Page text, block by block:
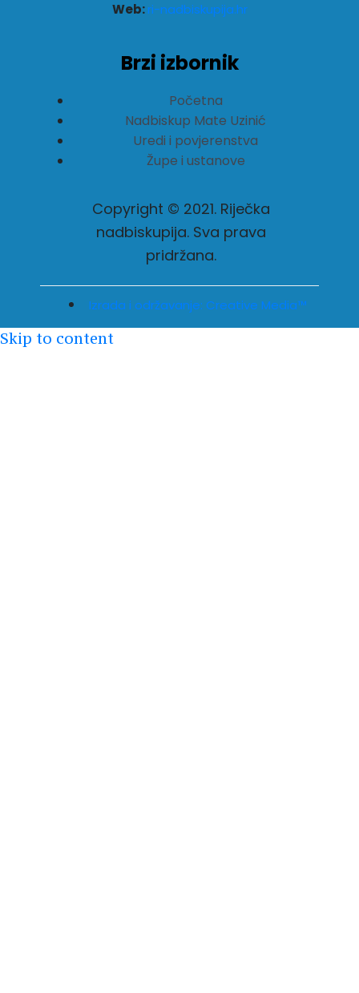
Web:ri-nadbiskupija.hr
Brzi izbornik
Početna
Nadbiskup Mate Uzinić
Uredi i povjerenstva
Župe i ustanove
Copyright © 2021. Riječka
nadbiskupija. Sva prava
pridržana.
Izrada i održavanje: Creative Media™
Skip to content